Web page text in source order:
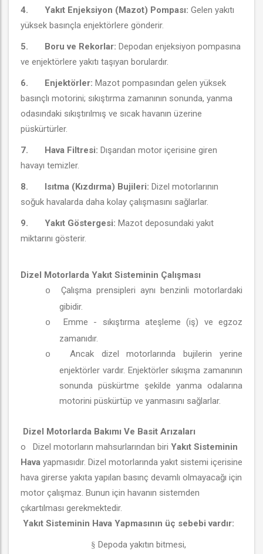
4. Yakıt Enjeksiyon (Mazot) Pompası: Gelen yakıtı
yüksek basınçla enjektörlere gönderir.
5.
Boru ve Rekorlar: Depodan enjeksiyon pompasına
ve enjektörlere yakıtı taşıyan borulardır.
6.
Enjektörler: Mazot pompasından gelen yüksek
basınçlı motorini; sıkıştırma zamanının sonunda, yanma
odasındaki sıkıştırılmış ve sıcak havanın üzerine
püskürtürler.
7.
Hava Filtresi: Dışarıdan motor içerisine giren
havayı temizler.
8.
Isıtma (Kızdırma) Bujileri: Dizel motorlarının
soğuk havalarda daha kolay çalışmasını sağlarlar.
9.
Yakıt Göstergesi: Mazot deposundaki yakıt
miktarını gösterir.
Dizel Motorlarda Yakıt Sisteminin Çalışması
o
Çalışma prensipleri aynı benzinli motorlardaki
gibidir.
o
Emme - sıkıştırma ateşleme (iş) ve egzoz
zamanıdır.
o
Ancak dizel motorlarında bujilerin yerine
enjektörler vardır. Enjektörler sıkışma zamanının
sonunda püskürtme şekilde yanma odalarına
motorini püskürtüp ve yanmasını sağlarlar.
Dizel Motorlarda Bakımı Ve Basit Arızaları
o
Dizel motorların mahsurlarından biri Yakıt Sisteminin
Hava yapmasıdır. Dizel motorlarında yakıt sistemi içerisine
hava girerse yakıta yapılan basınç devamlı olmayacağı için
motor çalışmaz. Bunun için havanın sistemden
çıkartılması gerekmektedir.
Yakıt Sisteminin Hava Yapmasının üç sebebi vardır:
§ Depoda yakıtın bitmesi,